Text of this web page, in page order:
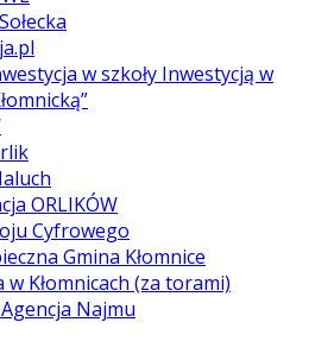
w szkoły Inwestycją w
ORLIKÓW
Cyfrowego
Gmina Kłomnice
w Kłomnicach (za torami)
Najmu